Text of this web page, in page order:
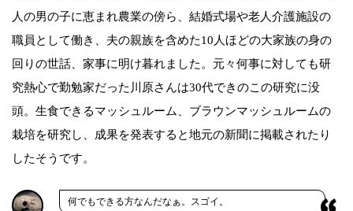
人の男の子に恵まれ農業の傍ら、結婚式場や老人介護施設の
職員として働き、夫の親族を含めた10人ほどの大家族の身の
回りの世話、家事に明け暮れました。元々何事に対しても研
究熱心で勤勉家だった川原さんは30代できのこの研究に没
頭。生食できるマッシュルーム、ブラウンマッシュルームの
栽培を研究し、成果を発表すると地元の新聞に掲載されたり
したそうです。
何でもできる方なんだなぁ。スゴイ。